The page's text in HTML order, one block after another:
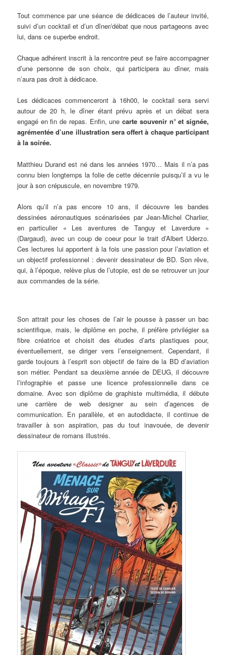
Tout commence par une séance de dédicaces de l’auteur invité,
suivi d’un cocktail et d’un dîner/débat que nous partageons avec
lui, dans ce superbe endroit.
Chaque adhérent inscrit à la rencontre peut se faire accompagner
d’une personne de son choix, qui participera au dîner, mais
n’aura pas droit à dédicace.
Les dédicaces commenceront à 16h00, le cocktail sera servi
autour de 20 h, le dîner étant prévu après et un débat sera
engagé en fin de repas. Enfin, unecarte souvenir n° et signée,
agrémentée d’une illustration sera offert à chaque participant
à la soirée.
Matthieu Durand est né dans les années 1970… Mais il n’a pas
connu bien longtemps la folie de cette décennie puisqu’il a vu le
jour à son crépuscule, en novembre 1979.
Alors qu’il n’a pas encore 10 ans, il découvre les bandes
dessinées aéronautiques scénarisées par Jean-Michel Charlier,
en particulier « Les aventures de Tanguy et Laverdure »
(Dargaud), avec un coup de coeur pour le trait d’Albert Uderzo.
Ces lectures lui apportent à la fois une passion pour l’aviation et
un objectif professionnel : devenir dessinateur de BD. Son rêve,
qui, à l’époque, relève plus de l’utopie, est de se retrouver un jour
aux commandes de la série.
Son attrait pour les choses de l’air le pousse à passer un bac
scientifique, mais, le diplôme en poche, il préfère privilégier sa
fibre créatrice et choisit des études d’arts plastiques pour,
éventuellement, se diriger vers l’enseignement. Cependant, il
garde toujours à l’esprit son objectif de faire de la BD d’aviation
son métier. Pendant sa deuxième année de DEUG, il découvre
l’infographie et passe une licence professionnelle dans ce
domaine. Avec son diplôme de graphiste multimédia, il débute
une carrière de web designer au sein d’agences de
communication. En parallèle, et en autodidacte, il continue de
travailler à son aspiration, pas du tout inavouée, de devenir
dessinateur de romans illustrés.